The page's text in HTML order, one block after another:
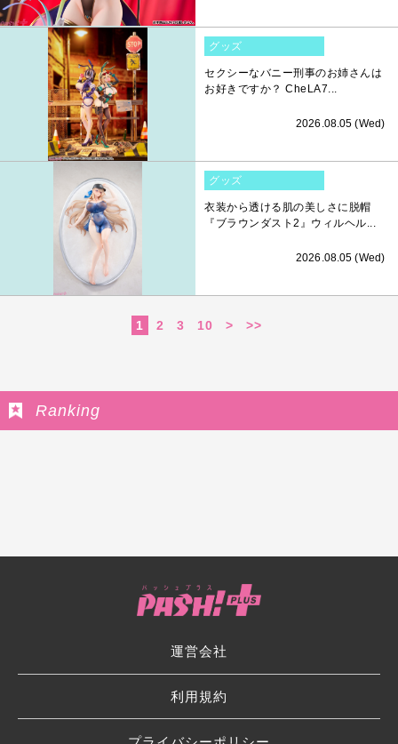
グッズ
セクシーなバニー刑事のお姉さんは
お好きですか？ CheLA7...
2026.08.05 (Wed)
グッズ
衣装から透ける肌の美しさに脱帽
『ブラウンダスト2』ウィルヘル...
2026.08.05 (Wed)
1 2 3 10 > >>
Ranking
運営会社
利用規約